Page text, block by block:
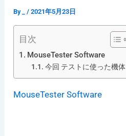
By _/2021年5月23日
目次
MouseTester Software
今回 テストに使った機体
MouseTester Software